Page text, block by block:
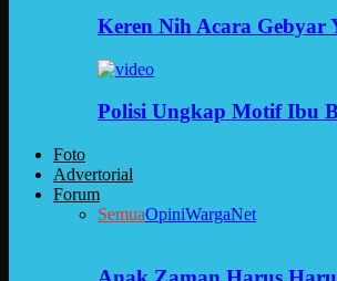
Keren Nih Acara Gebyar
Polisi Ungkap Motif Ibu
Foto
Advertorial
Forum
SemuaOpiniWargaNet